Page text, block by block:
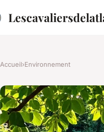
Accueil›Environnement